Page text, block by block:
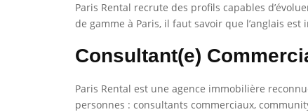
Paris Rental recrute des profils capables
de gamme à Paris, il faut savoir que l’anglais
Consultant(e)
Paris Rental est une agence immobilière
personnes : consultants commerciaux,